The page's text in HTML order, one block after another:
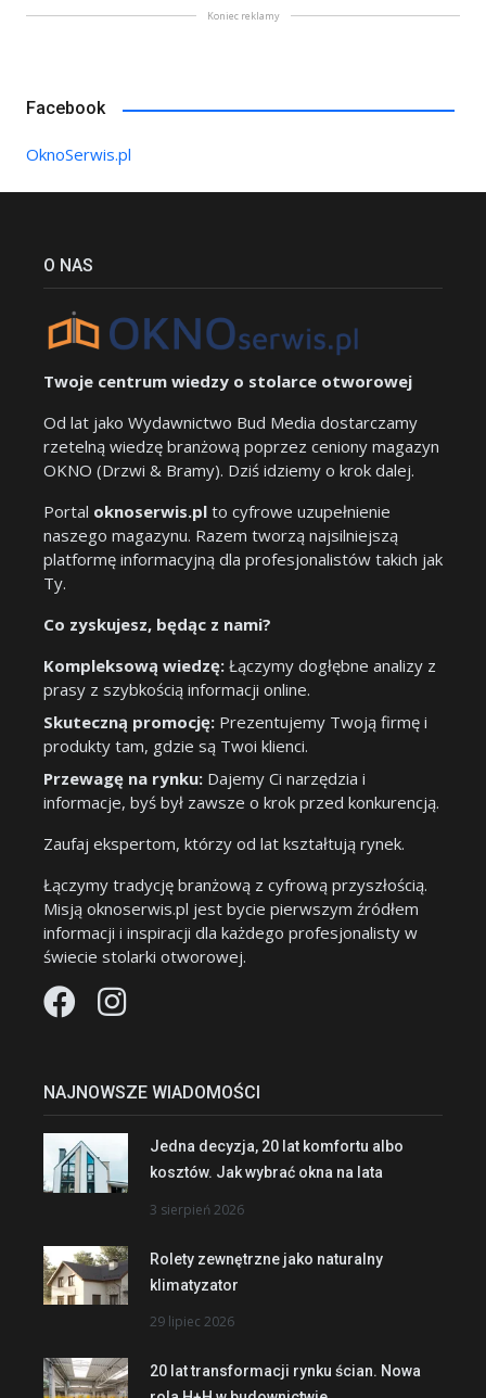
Koniec reklamy
Facebook
OknoSerwis.pl
O NAS
Twoje centrum wiedzy o stolarce otworowej
Od lat jako Wydawnictwo Bud Media dostarczamy
rzetelną wiedzę branżową poprzez ceniony magazyn
OKNO (Drzwi & Bramy). Dziś idziemy o krok dalej.
Portal oknoserwis.pl to cyfrowe uzupełnienie
naszego magazynu. Razem tworzą najsilniejszą
platformę informacyjną dla profesjonalistów takich jak
Ty.
Co zyskujesz, będąc z nami?
Kompleksową wiedzę: Łączymy dogłębne analizy z
prasy z szybkością informacji online.
Skuteczną promocję: Prezentujemy Twoją firmę i
produkty tam, gdzie są Twoi klienci.
Przewagę na rynku: Dajemy Ci narzędzia i
informacje, byś był zawsze o krok przed konkurencją.
Zaufaj ekspertom, którzy od lat kształtują rynek.
Łączymy tradycję branżową z cyfrową przyszłością.
Misją oknoserwis.pl jest bycie pierwszym źródłem
informacji i inspiracji dla każdego profesjonalisty w
świecie stolarki otworowej.
NAJNOWSZE WIADOMOŚCI
Jedna decyzja, 20 lat komfortu albo
kosztów. Jak wybrać okna na lata
3 sierpień 2026
Rolety zewnętrzne jako naturalny
klimatyzator
29 lipiec 2026
20 lat transformacji rynku ścian. Nowa